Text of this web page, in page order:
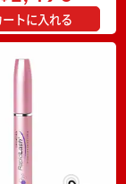
ートに入れる